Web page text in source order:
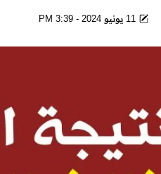
11 يونيو 2024 - 3:39 PM